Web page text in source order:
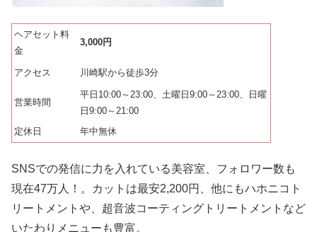
ヘアセット料
金
3,000円
アクセス 川崎駅から徒歩3分
営業時間
平日10:00～23:00、土曜日9:00～23:00、日曜
日9:00～21:00
定休日
年中無休
SNSでの発信に力を入れている美容室、フォロワー数も
現在47万人！。カットは最安2,200円、他にもハホニコト
リートメントや、超音波コーティングトリートメントなど
いたわりメニューも豊富。